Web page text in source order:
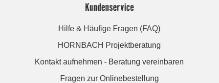
Kundenservice
Hilfe & Häufige Fragen (FAQ)
HORNBACH Projektberatung
Kontakt aufnehmen - Beratung vereinbaren
Fragen zur Onlinebestellung